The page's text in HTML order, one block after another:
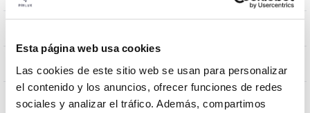
Esta página web usa cookies
Las cookies de este sitio web se usan para personalizar
el contenido y los anuncios, ofrecer funciones de redes
sociales y analizar el tráfico. Además, compartimos
Comm. Prot. for reprogr.